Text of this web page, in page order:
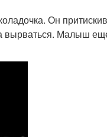
Он
вырваться. Малыш